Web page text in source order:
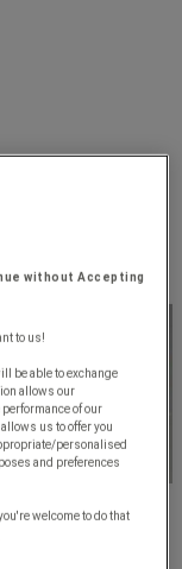
without Accepting
to us!
be able to exchange
allows our
of our
us to offer you
personalised
and preferences
welcome to do that